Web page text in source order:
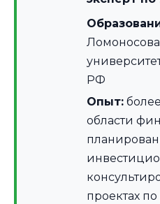
РФ
Опыт:
области
проектах